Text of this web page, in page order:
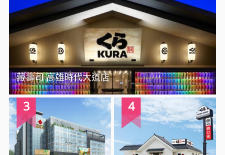
藏壽司 高雄時代大道店
3 4